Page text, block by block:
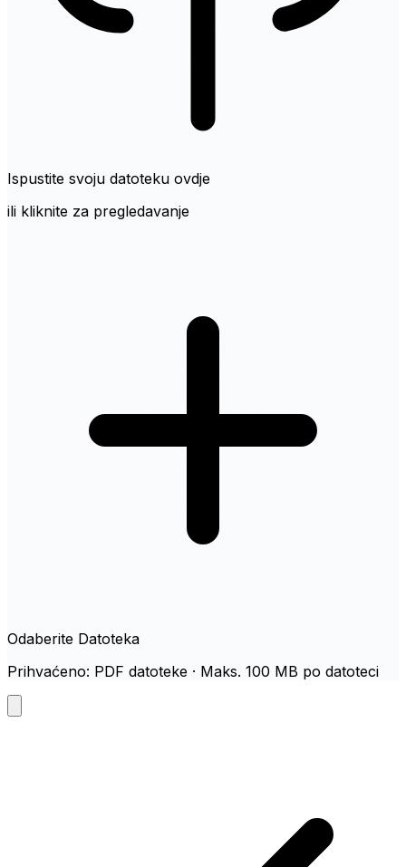
Ispustite svoju datoteku ovdje
ili kliknite za pregledavanje
Odaberite Datoteka
Prihvaćeno: PDF datoteke · Maks. 100 MB po datoteci